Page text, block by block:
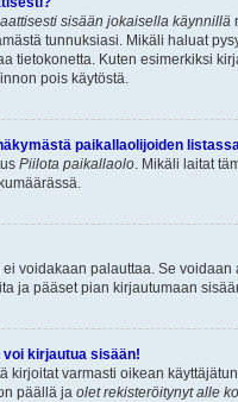
sisään jokaisella käynnillä
tunnuksiasi. Mikäli haluat
tietokonetta. Kuten esimerkiksi
pois käytöstä.
paikallaolijoiden
Piilota paikallaolo. Mikäli laitat
voidakaan palauttaa. Se
ja pääset pian kirjautumaan
kirjautua sisään!
kirjoitat varmasti oikean
päällä ja olet rekisteröitynyt alle